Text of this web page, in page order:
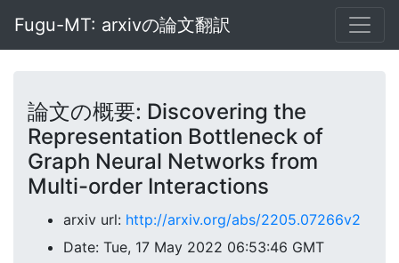
Fugu-MT: arxivの論文翻訳
論文の概要: Discovering the
Representation Bottleneck of
Graph Neural Networks from
Multi-order Interactions
arxiv url: http://arxiv.org/abs/2205.07266v2
Date: Tue, 17 May 2022 06:53:46 GMT